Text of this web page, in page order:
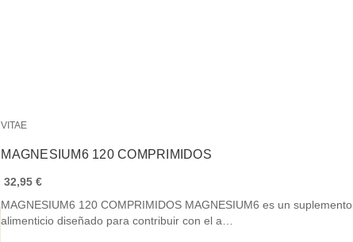
VITAE
MAGNESIUM6 120 COMPRIMIDOS
32,95 €
MAGNESIUM6 120 COMPRIMIDOS MAGNESIUM6 es un suplemento
alimenticio diseñado para contribuir con el a…